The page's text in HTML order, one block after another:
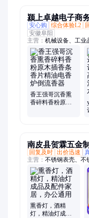
颍上卓越电子商
安心购
综合体验L2
安徽阜阳
主营： 机械设备、工业
智能防雷箱、静电消
盒、隐形防护网、立
除尘枪、冰块机、除
业车、高低温试验箱
香王强哥沉香熏
香碎料香粉原木
南皮县贺霖五金
回复及时 出价迅速
主营： 不锈钢表壳、不
种冲压件、钣金件、机
熏香灯，酒精
灯，精油灯成品